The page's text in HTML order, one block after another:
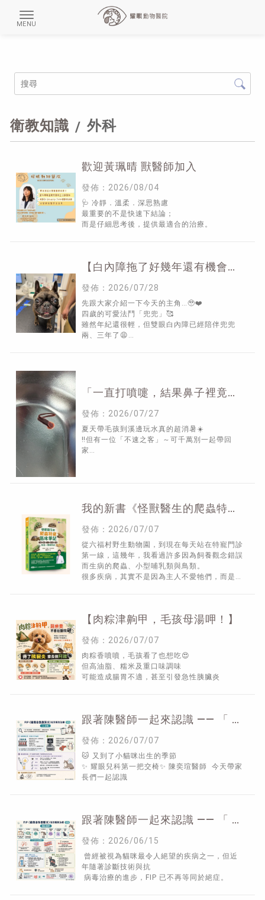
衛教知識 外科
歡迎黃珮晴 獸醫師加入
發佈：2026/08/04
🩺 冷靜．溫柔．深思熟慮
最重要的不是快速下結論；
而是仔細思考後，提供最適合的治療。
【白內障拖了好幾年還有機會重
發佈：2026/07/28
先跟大家介紹一下今天的主角…🥹❤️
四歲的可愛法鬥「兜兜」🥰
雖然年紀還很輕，但雙眼白內障已經陪伴兜兜
兩、三年了😩
「一直打噴嚏，結果鼻子裡竟然
住了一隻水蛭！」
發佈：2026/07/27
夏天帶毛孩到溪邊玩水真的超消暑☀️
‼️但有一位「不速之客」～可千萬別一起帶回
家…
我的新書《怪獸醫生的爬蟲特寵
發佈：2026/07/07
從六福村野生動物園，到現在每天站在特寵門診
第一線，這幾年，我看過許多因為飼養觀念錯誤
而生病的爬蟲、小型哺乳類與鳥類。
很多疾病，其實不是因為主人不愛牠們，而是因
【肉粽津齁甲，毛孩母湯呷！】
發佈：2026/07/07
肉粽香噴噴，毛孩看了也想吃😍
但高油脂、糯米及重口味調味
可能造成腸胃不適，甚至引發急性胰臟炎
跟著陳醫師一起來認識 —— 「 F
發佈：2026/07/07
🐱 又到了小貓咪出生的季節
✨ 耀眼兒科第一把交椅✨ 陳奕瑄醫師 今天帶家
長們一起認識
跟著陳醫師一起來認識 —— 「 F
發佈：2026/06/15
曾經被視為貓咪最令人絕望的疾病之一，但近
年隨著診斷技術與抗
病毒治療的進步，FIP 已不再等同於絕症。